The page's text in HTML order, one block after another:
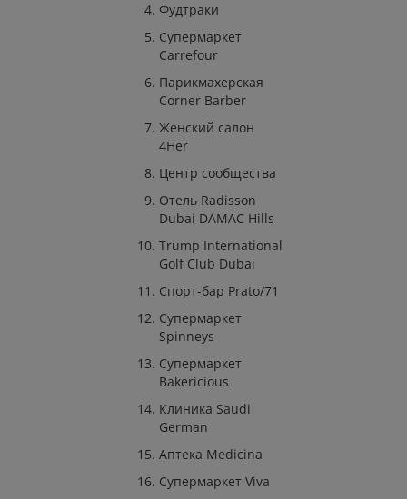
Фудтраки
Супермаркет
Carrefour
Парикмахерская
Corner Barber
Женский салон
4Her
Центр сообщества
Отель Radisson
Dubai DAMAC Hills
Trump International
Golf Club Dubai
Спорт-бар Prato/71
Супермаркет
Spinneys
Супермаркет
Bakericious
Клиника Saudi
German
Аптека Medicina
Супермаркет Viva